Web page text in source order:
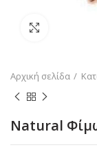
Αρχική σελίδα
Natural